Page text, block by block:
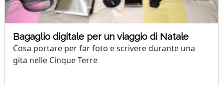
Bagaglio digitale per un viaggio di Natale
Cosa portare per far foto e scrivere durante una
gita nelle Cinque Terre